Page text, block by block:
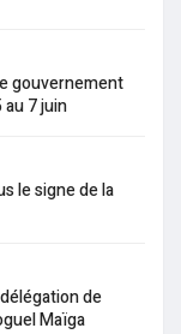
gouvernement
7 juin
le signe de la
de
Maïga